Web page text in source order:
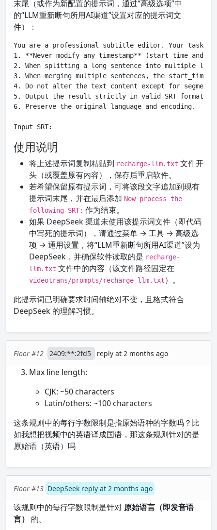
末尾（或作为新配置的提示词，通过“高级选项”中
的“LLM重新断句所用AI渠道”设置对应的提示词文
件）：
You are a professional subtitle editor. Your task is
1. **Never modify any timestamp** (start_time and
2. When splitting a long sentence into multiple
3. When merging multiple sentences, the
4. Do not alter the text content except for
5. Output the result strictly in valid SRT format
6. Preserve the original language and encoding.
Input SRT:
使用说明
将上述提示词复制粘贴到 recharge-llm.txt 文件开
头（或覆盖原有内容），保存后重启软件。
若希望保留原有提示词，可将该段文字追加到现有
提示词末尾，并在最后添加 Now process the
following SRT: 作为结束。
如果 DeepSeek 渠道未使用该提示词文件（即代码
中写死的提示词），请通过菜单 → 工具 → 高级选
项 → 通用设置，将“LLM重新断句所用AI渠道”设为
DeepSeek，并确保软件读取的是 recharge-
llm.txt 文件中的内容（该文件路径固定在
videotrans/prompts/recharge-llm.txt）。
此提示词已明确要求时间轴绝对不变，且格式符合
DeepSeek 的理解习惯。
Floor #12 2409:**:2fd5 reply at 2 months ago
Max line length:
CJK: ~50 characters
Latin/others: ~100 characters
这条规则中的每行字数限制是指原始语种的字数吗？比
如我想把视频中的英语译成国语，那这条规则针对的是
原始语（英语）吗
Floor #13 DeepSeek reply at 2 months ago
该规则中的每行字数限制是针对 原始语言（即发音语
言）
的。